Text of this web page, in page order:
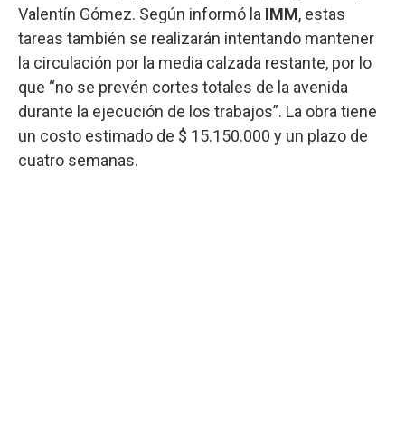
Valentín Gómez. Según informó la IMM, estas
tareas también se realizarán intentando mantener
la circulación por la media calzada restante, por lo
que “no se prevén cortes totales de la avenida
durante la ejecución de los trabajos”. La obra tiene
un costo estimado de $ 15.150.000 y un plazo de
cuatro semanas.